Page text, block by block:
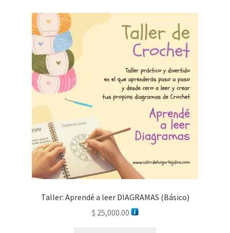
Taller: Aprendé a leer DIAGRAMAS (Básico)
$ 25,000.00